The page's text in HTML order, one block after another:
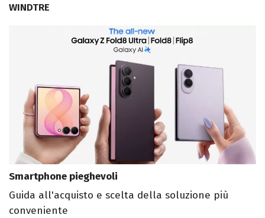
WINDTRE
Smartphone pieghevoli
Guida all'acquisto e scelta della soluzione più
conveniente